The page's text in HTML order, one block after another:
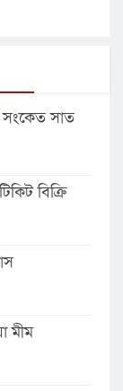
সংকেত সাত
বিক্রি
মীম